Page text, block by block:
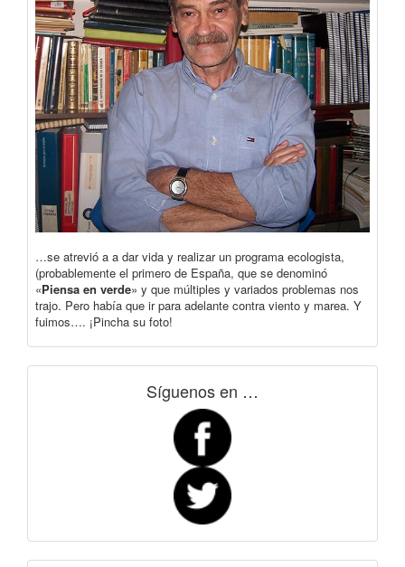
…se atrevió a a dar vida y realizar un programa ecologista,
(probablemente el primero de España, que se denominó
«Piensa en verde» y que múltiples y variados problemas nos
trajo. Pero había que ir para adelante contra viento y marea. Y
fuimos…. ¡Pincha su foto!
Síguenos en …